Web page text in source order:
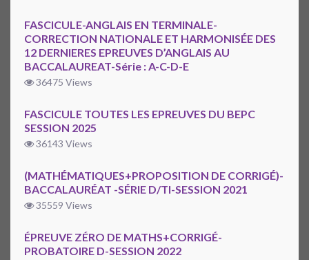
FASCICULE-ANGLAIS EN TERMINALE-
CORRECTION NATIONALE ET HARMONISÉE DES
12 DERNIERES EPREUVES D’ANGLAIS AU
BACCALAUREAT-Série : A-C-D-E
36475 Views
FASCICULE TOUTES LES EPREUVES DU BEPC
SESSION 2025
36143 Views
(MATHÉMATIQUES+PROPOSITION DE CORRIGÉ)-
BACCALAURÉAT -SÉRIE D/TI-SESSION 2021
35559 Views
ÉPREUVE ZÉRO DE MATHS+CORRIGÉ-
PROBATOIRE D-SESSION 2022